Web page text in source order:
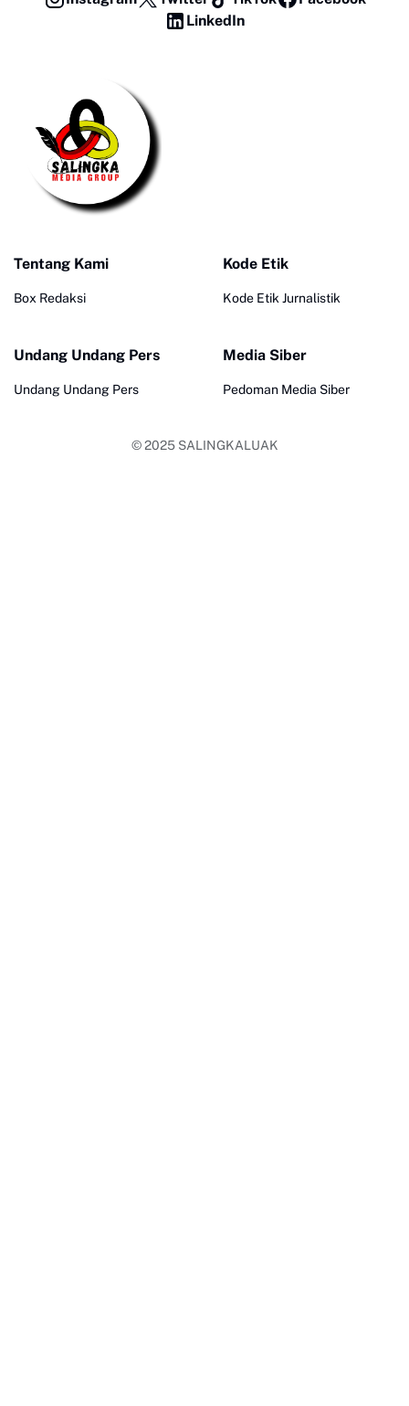
LinkedIn
Tentang Kami
Box Redaksi
Kode Etik
Kode Etik Jurnalistik
Undang Undang Pers
Undang Undang Pers
Media Siber
Pedoman Media Siber
© 2025 SALINGKALUAK